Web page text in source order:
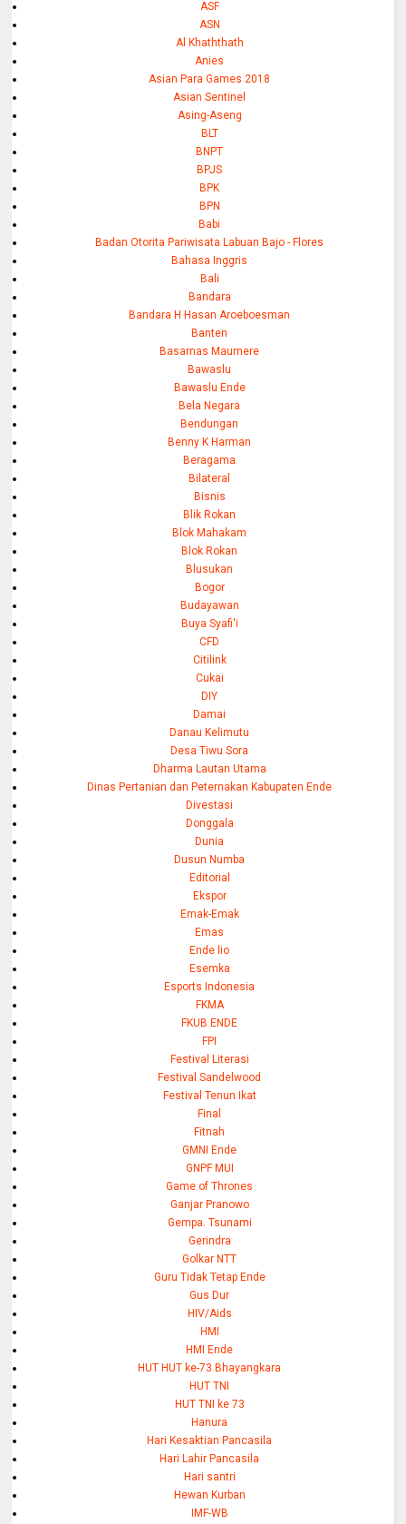
ASF
ASN
Al Khaththath
Anies
Asian Para Games 2018
Asian Sentinel
Asing-Aseng
BLT
BNPT
BPJS
BPK
BPN
Babi
Badan Otorita Pariwisata Labuan Bajo - Flores
Bahasa Inggris
Bali
Bandara
Bandara H Hasan Aroeboesman
Banten
Basarnas Maumere
Bawaslu
Bawaslu Ende
Bela Negara
Bendungan
Benny K Harman
Beragama
Bilateral
Bisnis
Blik Rokan
Blok Mahakam
Blok Rokan
Blusukan
Bogor
Budayawan
Buya Syafi'i
CFD
Citilink
Cukai
DIY
Damai
Danau Kelimutu
Desa Tiwu Sora
Dharma Lautan Utama
Dinas Pertanian dan Peternakan Kabupaten Ende
Divestasi
Donggala
Dunia
Dusun Numba
Editorial
Ekspor
Emak-Emak
Emas
Ende lio
Esemka
Esports Indonesia
FKMA
FKUB ENDE
FPI
Festival Literasi
Festival Sandelwood
Festival Tenun Ikat
Final
Fitnah
GMNI Ende
GNPF MUI
Game of Thrones
Ganjar Pranowo
Gempa. Tsunami
Gerindra
Golkar NTT
Guru Tidak Tetap Ende
Gus Dur
HIV/Aids
HMI
HMI Ende
HUT HUT ke-73 Bhayangkara
HUT TNI
HUT TNI ke 73
Hanura
Hari Kesaktian Pancasila
Hari Lahir Pancasila
Hari santri
Hewan Kurban
IMF-WB